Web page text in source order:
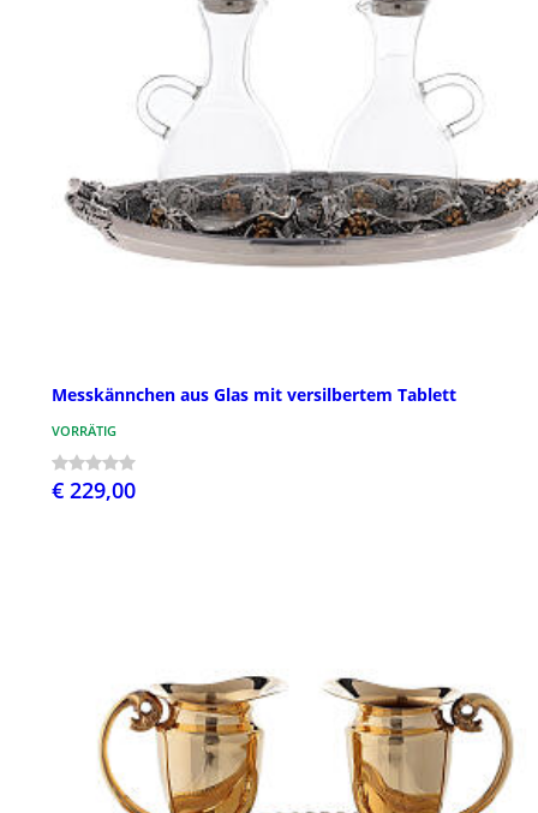
Messkännchen aus Glas mit versilbertem Tablett
VORRÄTIG
€ 229,00